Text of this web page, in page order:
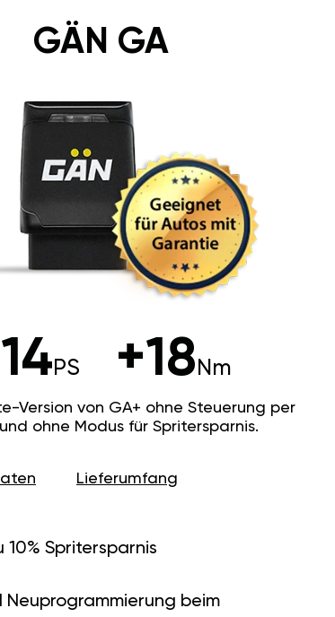
GÄN GA
PS +18Nm
Version von GA+ ohne Steuerung per
ohne Modus für Spritersparnis.
Lieferumfang
10% Spritersparnis
Neuprogrammierung beim